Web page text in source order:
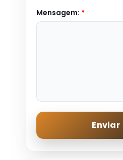
Mensagem: *
Enviar